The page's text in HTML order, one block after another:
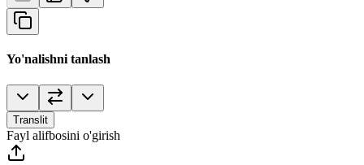
Yo'nalishni tanlash
Translit
Fayl alifbosini o'girish